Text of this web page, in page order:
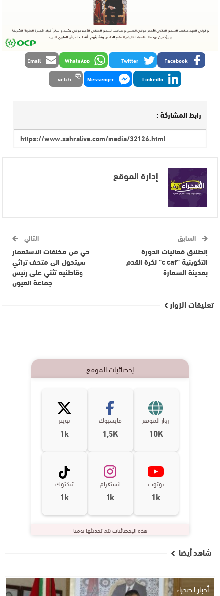
Facebook
Twitter
WhatsApp
Email
LinkedIn
Messenger طباعة
رابط المشاركة :
إدارة الموقع
السابق
إنطلاق فعاليات الدورة
التكوينية “c caf” لكرة القدم
بمدينة السمارة
التالي
حي من مخلفات الاستعمار
سيتحول الى متحف تراثي
وقاطنيه تثني على رئيس
جماعة العيون
تعليقات الزوار
إحصائيات الموقع
زوار الموقع
10K
فايسبوك
1,5K
تويتر
1k
يوتوب
1k
انستغرام
1k
تيكتوك
1k
هذه الإحصائيات يتم تحديثها يوميا
شاهد أيضا
أخبار الصحراء